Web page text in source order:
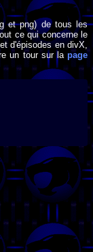
et png) de tous les
ce qui concerne le
d'épisodes en divX,
un tour sur la page